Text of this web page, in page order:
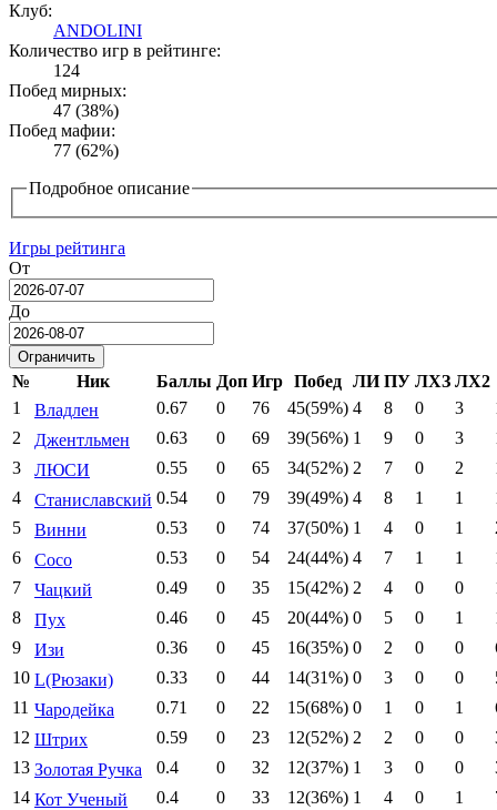
Клуб:
ANDOLINI
Количество игр в рейтинге:
124
Побед мирных:
47 (38%)
Побед мафии:
77 (62%)
Подробное описание
Игры рейтинга
От
Date
До
Date
№ Ник Баллы Доп Игр Побед ЛИ ПУ ЛХЗ ЛХ2
1
Владлен 0.67 0 76 45(59%) 4 8 0 3
2
Джентльмен 0.63 0 69 39(56%) 1 9 0 3
3
ЛЮСИ 0.55 0 65 34(52%) 2 7 0 2
4
Станиславский 0.54 0 79 39(49%) 4 8 1 1
5
Винни 0.53 0 74 37(50%) 1 4 0 1
6
Сосо 0.53 0 54 24(44%) 4 7 1 1
7
Чацкий 0.49 0 35 15(42%) 2 4 0 0
8
Пух 0.46 0 45 20(44%) 0 5 0 1
9
Изи 0.36 0 45 16(35%) 0 2 0 0
10 L(Рюзаки) 0.33 0 44 14(31%) 0 3 0 0
11 Чародейка 0.71 0 22 15(68%) 0 1 0 1
12 Штрих 0.59 0 23 12(52%) 2 2 0 0
13 Золотая Ручка 0.4 0 32 12(37%) 1 3 0 0
14 Кот Ученый 0.4 0 33 12(36%) 1 4 0 1